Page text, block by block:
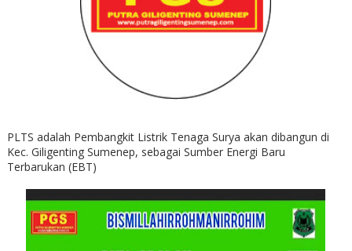
PLTS adalah Pembangkit Listrik Tenaga Surya akan dibangun di
Kec. Giligenting Sumenep, sebagai Sumber Energi Baru
Terbarukan (EBT)